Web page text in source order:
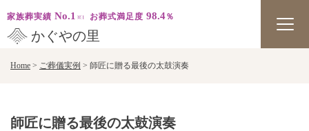
かぐやの里
家族葬実績 No.1 お葬式満足度 98.4％
Home > ご葬儀実例 > 師匠に贈る最後の太鼓演奏
師匠に贈る最後の太鼓演奏